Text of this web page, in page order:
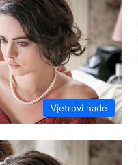
Vjetrovi nade